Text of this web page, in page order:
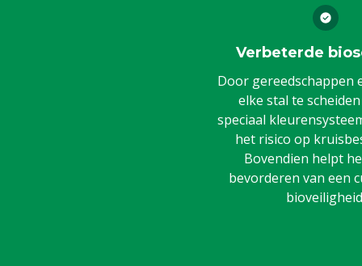
Verbeterde
Door gereedschappen
elke stal te
speciaal
het risico op
Bovendien helpt
bevorderen van een